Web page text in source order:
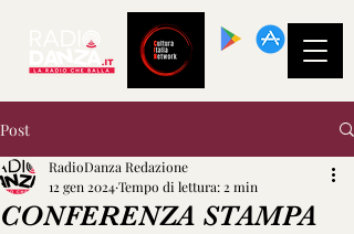
Post
CONFERENZA STAMPA
RadioDanza Redazione
12 gen 2024Tempo di lettura: 2 min